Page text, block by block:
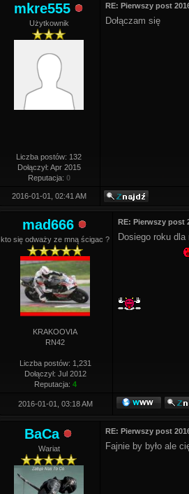
mkre555
Użytkownik
Liczba postów: 132
Dołączył: Apr 2015
Reputacja: 0
RE: Pierwszy post
Dołączam się
2016-01-01, 02:41 AM
mad666
kto się odważy ze mną ścigac ?
KRAKOOVIA
RN42
Liczba postów: 1,231
Dołączył: Jul 2012
Reputacja: 4
RE: Pierwszy post
Dosiego roku
2016-01-01, 03:18 AM
BaCa
Wariat
RE: Pierwszy post
Fajnie by było ale